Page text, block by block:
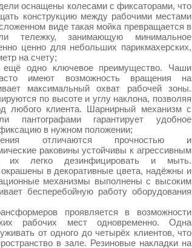
оснащены колесами с фиксаторами, что
конструкцию между рабочими местами
виде такая мойка превращается в
тележку, занимающую минимальное
ценно для небольших парикмахерских,
на счету;
ещё одно ключевое преимущество. Чаши
имеют возможность вращения на
максимальный охват рабочей зоны.
по высоте и углу наклона, позволяя
любого клиента. Шарнирный механизм с
пантографами гарантирует удобное
в нужном положении;
отличаются прочностью и
раковины устойчивы к агрессивным
их легко дезинфицировать и мыть.
в декоративные цвета, надёжны и
механизмы выполнены с высоким
бесперебойную работу оборудования
проявляется в возможности
рабочих мест одновременно. Одна
от одного до четырёх клиентов, что
в зале. Резиновые накладки на